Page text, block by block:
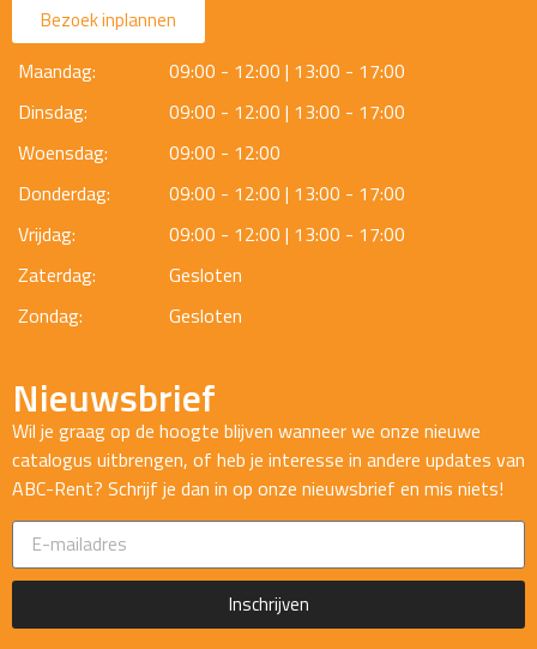
Bezoek inplannen
Maandag:
09:00 - 12:00 | 13:00 - 17:00
Dinsdag:
09:00 - 12:00 | 13:00 - 17:00
Woensdag:
09:00 - 12:00
Donderdag:
09:00 - 12:00 | 13:00 - 17:00
Vrijdag:
09:00 - 12:00 | 13:00 - 17:00
Zaterdag:
Gesloten
Zondag:
Gesloten
Nieuwsbrief
Wil je graag op de hoogte blijven wanneer we onze nieuwe
catalogus uitbrengen, of heb je interesse in andere updates van
ABC-Rent? Schrijf je dan in op onze nieuwsbrief en mis niets!
Inschrijven